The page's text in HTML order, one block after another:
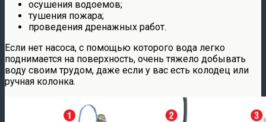
осушения водоемов;
тушения пожара;
проведения дренажных работ.
Если нет насоса, с помощью которого вода легко
поднимается на поверхность, очень тяжело добывать
воду своим трудом, даже если у вас есть колодец или
ручная колонка.